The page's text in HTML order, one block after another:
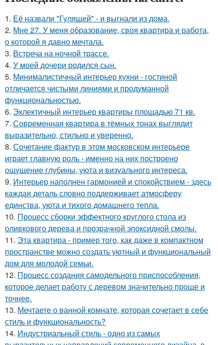
1. Её назвали "Гулящей" - и выгнали из дома.
2. Мне 27. У меня образование, своя квартира и работа,
о которой я давно мечтала.
3. Встреча на ночной трассе.
4. У моей дочери родился сын.
5. Минималистичный интерьер кухни - гостиной
отличается чистыми линиями и продуманной
функциональностью.
6. Эклектичный интерьер квартиры площадью 71 кв.
7. Современная квартира в тёмных тонах выглядит
выразительно, стильно и уверенно.
8. Сочетание фактур в этом московском интерьере
играет главную роль - именно на них построено
ощущение глубины, уюта и визуального интереса.
9. Интерьер наполнен гармонией и спокойствием - здесь
каждая деталь словно поддерживает атмосферу
единства, уюта и тихого домашнего тепла.
10. Процесс сборки эффектного круглого стола из
оливкового дерева и прозрачной эпоксидной смолы.
11. Эта квартира - пример того, как даже в компактном
пространстве можно создать уютный и функциональный
дом для молодой семьи.
12. Процесс создания самодельного приспособления,
которое делает работу с деревом значительно проще и
точнее.
13. Мечтаете о ванной комнате, которая сочетает в себе
стиль и функциональность?
14. Индустриальный стиль - одно из самых